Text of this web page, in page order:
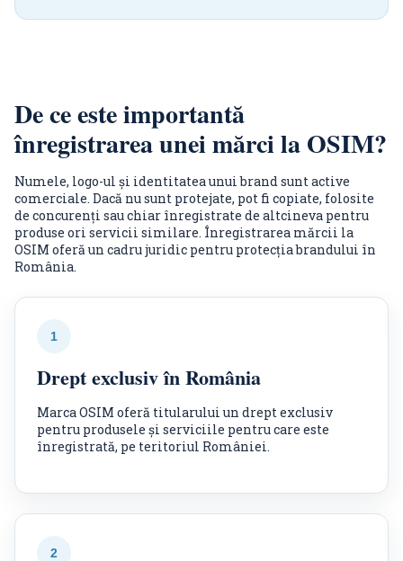
De ce este importantă
înregistrarea unei mărci la OSIM?
Numele, logo-ul și identitatea unui brand sunt active
comerciale. Dacă nu sunt protejate, pot fi copiate, folosite
de concurenți sau chiar înregistrate de altcineva pentru
produse ori servicii similare. Înregistrarea mărcii la
OSIM oferă un cadru juridic pentru protecția brandului în
România.
1
Drept exclusiv în România
Marca OSIM oferă titularului un drept exclusiv
pentru produsele și serviciile pentru care este
înregistrată, pe teritoriul României.
2